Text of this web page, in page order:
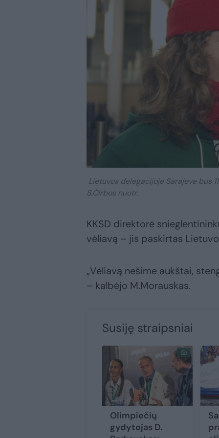
Lietuvos delegacijoje Sarajeve bus
S.Čirbos nuotr.
KKSD direktorė
vėliavą – jis paskirtas
„Vėliavą nešime aukštai,
– kalbėjo M.Morauskas.
Susiję straipsniai
Olimpiečių
gydytojas D.